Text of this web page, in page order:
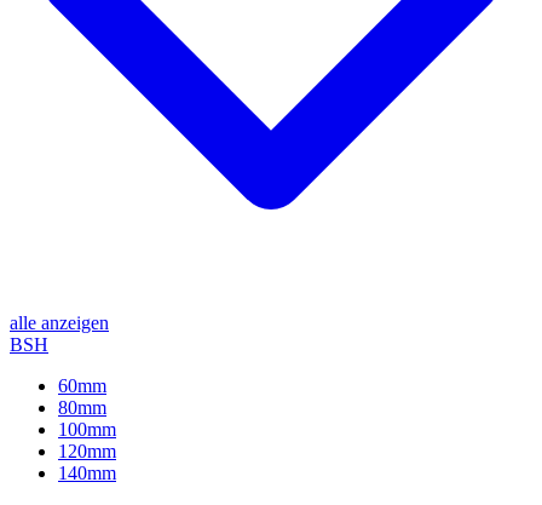
alle anzeigen
BSH
60mm
80mm
100mm
120mm
140mm